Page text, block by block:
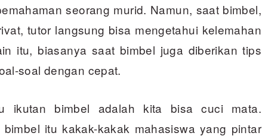
seorang murid. Namun, saat bimbel,
tutor langsung bisa mengetahui kelemahan
itu, biasanya saat bimbel juga diberikan tips
soal dengan cepat.
ikutan bimbel adalah kita bisa cuci mata.
itu kakak-kakak mahasiswa yang pintar